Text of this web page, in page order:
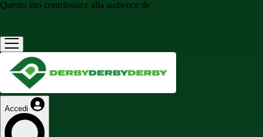
Questo sito contribuisce alla audience de
Accedi